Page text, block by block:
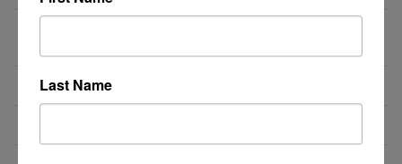
NE에 위치한 단체 티셔츠 제작 Store에서 구인합니다.
Last Name